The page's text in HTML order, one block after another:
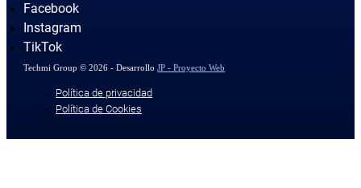
Facebook
Instagram
TikTok
Techmi Group © 2026 - DesarrolloJP - Proyecto Web
Política de privacidad
Política de Cookies